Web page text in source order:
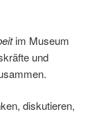
im Museum
und
diskutieren,